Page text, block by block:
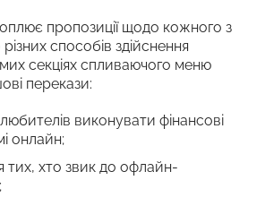
пропозиції щодо кожного з
способів здійснення
секціях спливаючого меню
перекази:
виконувати фінансові
онлайн;
тих, хто звик до офлайн-